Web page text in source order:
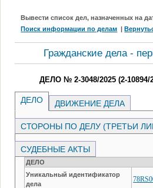
Вывести список дел, назначенных на
Поиск информации по делам |
Гражданские дела -
ДЕЛО № 2-3048/2025 (2-10894/
ДЕЛО ДВИЖЕНИЕ ДЕЛА
СТОРОНЫ ПО ДЕЛУ (ТРЕТЬИ
СУДЕБНЫЕ АКТЫ
ДЕЛО
Уникальный идентификатор
дела